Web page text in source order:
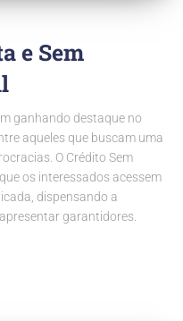
e Sem
ganhando destaque no
aqueles que buscam uma
O Crédito Sem
os interessados acessem
dispensando a
garantidores.